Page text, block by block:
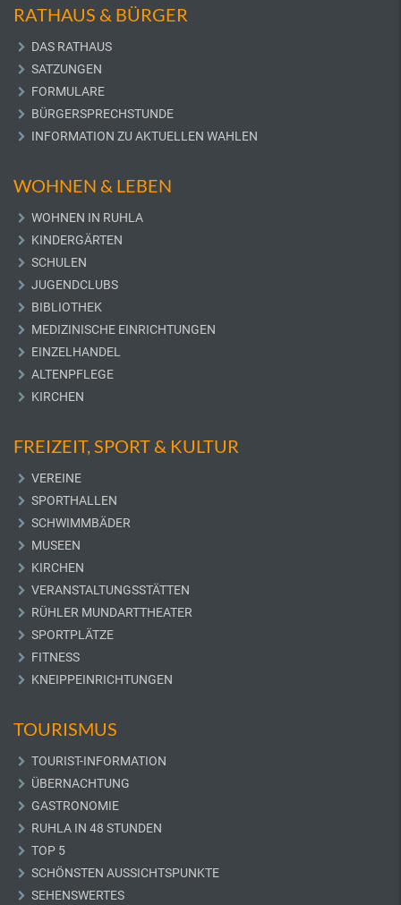
RATHAUS & BÜRGER
DAS RATHAUS
SATZUNGEN
FORMULARE
BÜRGERSPRECHSTUNDE
INFORMATION ZU AKTUELLEN WAHLEN
WOHNEN & LEBEN
WOHNEN IN RUHLA
KINDERGÄRTEN
SCHULEN
JUGENDCLUBS
BIBLIOTHEK
MEDIZINISCHE EINRICHTUNGEN
EINZELHANDEL
ALTENPFLEGE
KIRCHEN
FREIZEIT, SPORT & KULTUR
VEREINE
SPORTHALLEN
SCHWIMMBÄDER
MUSEEN
KIRCHEN
VERANSTALTUNGSSTÄTTEN
RÜHLER MUNDARTTHEATER
SPORTPLÄTZE
FITNESS
KNEIPPEINRICHTUNGEN
TOURISMUS
TOURIST-INFORMATION
ÜBERNACHTUNG
GASTRONOMIE
RUHLA IN 48 STUNDEN
TOP 5
SCHÖNSTEN AUSSICHTSPUNKTE
SEHENSWERTES